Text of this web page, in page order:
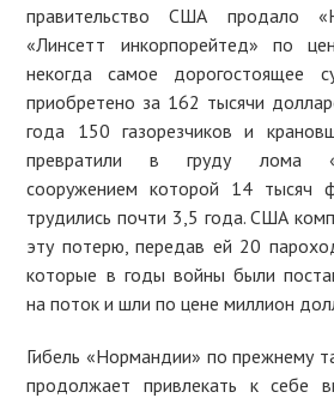
правительство США продало
«Линсетт инкорпорейтед» по
некогда самое дорогостоящее
приобретено за 162 тысячи
года 150 газорезчиков и
превратили в груду лома
сооружением которой 14 тысяч
трудились почти 3,5 года. США
эту потерю, передав ей 20
которые в годы войны были
на поток и шли по цене миллион
Гибель «Нормандии» по прежнему
продолжает привлекать к себе